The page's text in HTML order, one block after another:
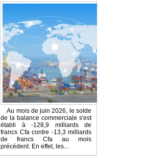
Au mois de juin 2026, le solde
de la balance commerciale s'est
établi à -128,9 milliards de
francs Cfa contre -13,3 milliards
de francs Cfa au mois
précédent. En effet, les...